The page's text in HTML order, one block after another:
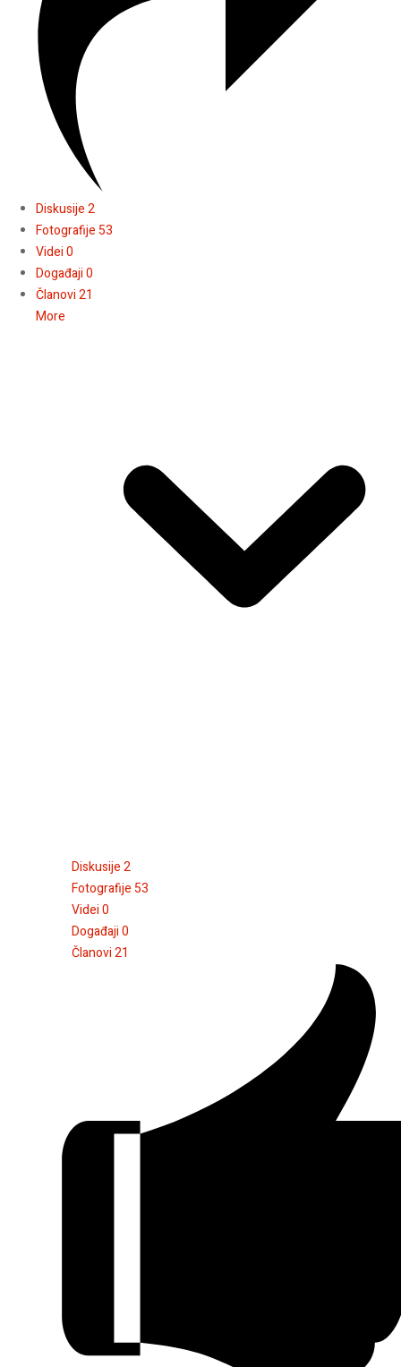
Diskusije2
Fotografije53
Videi0
Događaji0
Članovi21
More
Diskusije2
Fotografije53
Videi0
Događaji0
Članovi21